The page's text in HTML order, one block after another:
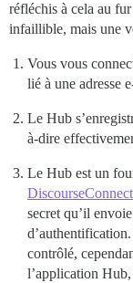
réfléchis à cela au
infaillible, mais une
Vous vous
lié à une adresse
Le Hub
à-dire
Le Hub est un
DiscourseConnect
secret qu’il
contrôlé,
l’application